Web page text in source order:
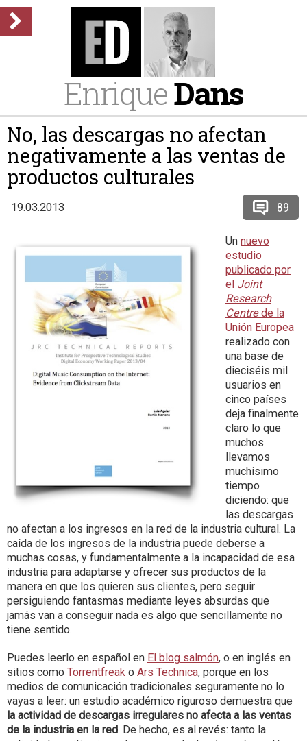
EnriqueDans
No, las descargas no afectan
negativamente a las ventas de
productos culturales
19.03.2013 89
Un nuevo
estudio
publicado por
el Joint
Research
Centrede la
Unión Europea
realizado con
una base de
dieciséis mil
usuarios en
cinco países
deja finalmente
claro lo que
muchos
llevamos
muchísimo
tiempo
diciendo: que
las descargas
no afectan a los ingresos en la red de la industria cultural. La
caída de los ingresos de la industria puede deberse a
muchas cosas, y fundamentalmente a la incapacidad de esa
industria para adaptarse y ofrecer sus productos de la
manera en que los quieren sus clientes, pero seguir
persiguiendo fantasmas mediante leyes absurdas que
jamás van a conseguir nada es algo que sencillamente no
tiene sentido.
Puedes leerlo en español en El blog salmón, o en inglés en
sitios como Torrentfreak o Ars Technica, porque en los
medios de comunicación tradicionales seguramente no lo
vayas a leer: un estudio académico riguroso demuestra que
la actividad de descargas irregulares no afecta a las ventas
de la industria en la red. De hecho, es al revés: tanto la